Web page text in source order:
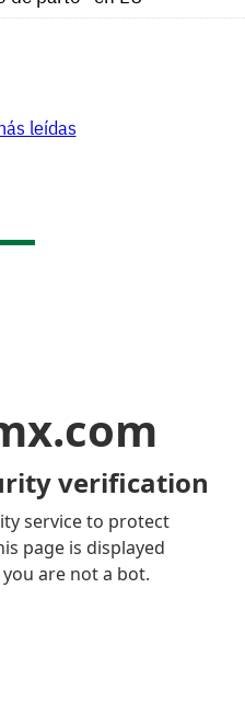
leídas